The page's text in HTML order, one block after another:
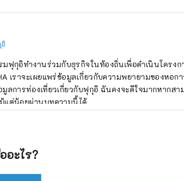
ฟุกุอิทำงานร่วมกับธุรกิจในท้องถิ่นเพื่อดำเนินโครงก
เราจะเผยแพร่ข้อมูลเกี่ยวกับความพยายามของหอก
ลการท่องเที่ยวเกี่ยวกับฟุกุอิ ฉันคงจะดีใจมากหากสา
แต่น้อยผ่านบทความนี้ได้
อะไร?